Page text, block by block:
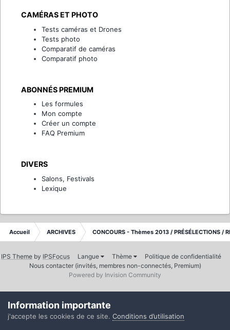
CAMÉRAS ET PHOTO
Tests caméras et Drones
Tests photo
Comparatif de caméras
Comparatif photo
ABONNÉS PREMIUM
Les formules
Mon compte
Créer un compte
FAQ Premium
DIVERS
Salons, Festivals
Lexique
Accueil ARCHIVES CONCOURS - Thèmes 2013 / PRÉSÉLECTIONS /
IPS Theme by IPSFocus Langue Thème
Politique de confidentialité
Nous contacter (invités, membres non-connectés, Premium)
Powered by Invision Community
Information importante
j'accepte les cookies de ce site. Conditions d’utilisation